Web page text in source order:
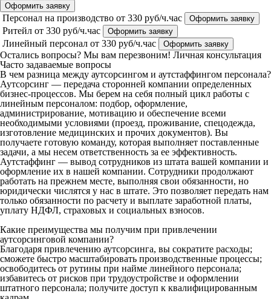
Оформить заявку
Персонал на производство от 330 руб/ч.час Оформить заявку
Ритейл от 330 руб/ч.час Оформить заявку
Линейный персонал от 330 руб/ч.час Оформить заявку
Остались вопросы? Мы вам перезвоним! Личная консультация
Часто задаваемые вопросы
В чем разница между аутсорсингом и аутстаффингом персонала?
Аутсорсинг — передача сторонней компании определенных
бизнес-процессов. Мы берем на себя полный цикл работы с
линейным персоналом: подбор, оформление,
администрирование, мотивацию и обеспечение всеми
необходимыми условиями (проезд, проживание, спецодежда,
изготовление медицинских и прочих документов). Вы
получаете готовую команду, которая выполняет поставленные
задачи, а мы несем ответственность за ее эффективность.
Аутстаффинг — вывод сотрудников из штата вашей компании и
оформление их в нашей компании. Сотрудники продолжают
работать на прежнем месте, выполняя свои обязанности, но
юридически числятся у нас в штате. Это позволяет передать нам
только обязанности по расчету и выплате заработной платы,
уплату НДФЛ, страховых и социальных взносов.
Какие преимущества мы получим при привлечении
аутсорсинговой компании?
Благодаря привлечению аутсорсинга, вы сократите расходы;
сможете быстро масштабировать производственные процессы;
освободитесь от рутины при найме линейного персонала;
избавитесь от рисков при трудоустройстве и оформлении
штатного персонала; получите доступ к квалифицированным